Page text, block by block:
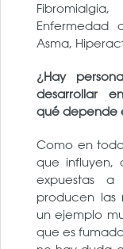
Enfermedad
Asma,
¿Hay
desarrollar
qué depende
Como en
que influyen,
expuestas
producen las
un ejemplo
que es